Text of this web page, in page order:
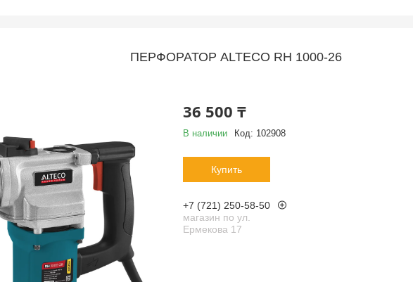
ПЕРФОРАТОР ALTECO RH 1000-26
36 500 ₸
В наличии Код: 102908
Купить
+7 (721) 250-58-50
магазин по ул.
Ермекова 17